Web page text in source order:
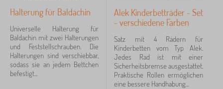
Weiß
8
Blau
3
Andere Farbausführung
2
Halterung für Baldachin
Universelle Halterung für
Baldachin mit zwei Halterungen
und Feststellschrauben. Die
Halterungen sind verschiebbar,
sodass sie an jedem Bettchen
befestigt...
Alek Kinderbetträder - Set
- verschiedene Farben
Satz mit 4 Rädern für
Kinderbetten vom Typ Alek.
Jedes Rad ist mit einer
Sicherheitsbremse ausgestattet.
Praktische Rollen ermöglichen
eine bessere Handhabung...